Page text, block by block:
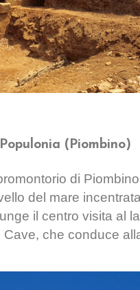
(Piombino)
di
del mare
il centro visita al
che conduce